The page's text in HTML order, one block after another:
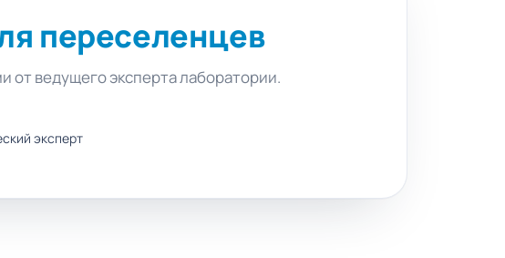
переселенцев
от ведущего эксперта лаборатории.
эксперт